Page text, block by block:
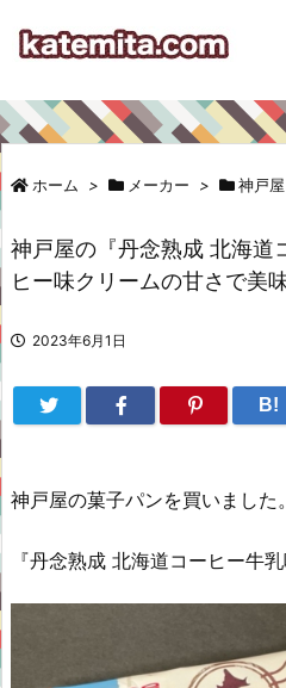
ホーム > メーカー > 神戸屋
神戸屋の『丹念熟成 北海道
ヒー味クリームの甘さで美
2023年6月1日
B!
神戸屋の菓子パンを買いました。
『丹念熟成 北海道コーヒー牛乳